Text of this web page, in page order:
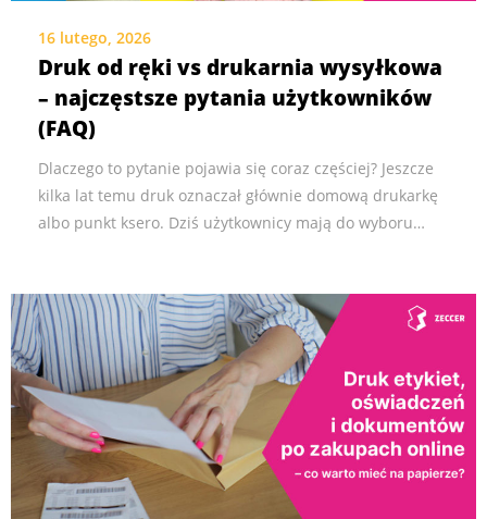
16 lutego, 2026
Druk od ręki vs drukarnia wysyłkowa
– najczęstsze pytania użytkowników
(FAQ)
Dlaczego to pytanie pojawia się coraz częściej? Jeszcze
kilka lat temu druk oznaczał głównie domową drukarkę
albo punkt ksero. Dziś użytkownicy mają do wyboru…